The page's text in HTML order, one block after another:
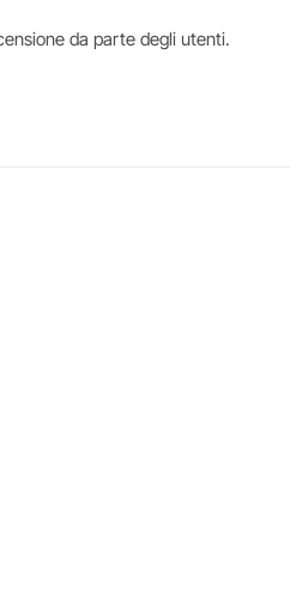
da parte degli utenti.